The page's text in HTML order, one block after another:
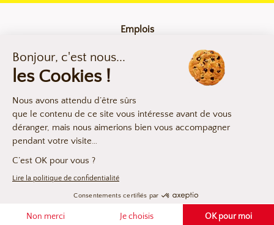
NOUS CONTACTER
Emplois
Mentions légales
Compliance
Déclaration d’accessibilité
Les argumentaires produits